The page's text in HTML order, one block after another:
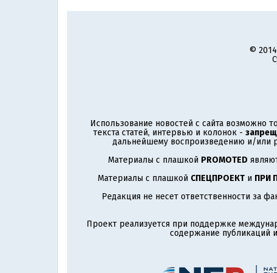
©
Использование новостей с сайта возможно
текста статей, интервью и колонок -
дальнейшему воспроизведению и/или
Материалы с плашкой PROMOTED
Материалы с плашкой СПЕЦПРОЕКТи ПРИ
Редакция не несет ответственности за
Проект реализуется при поддержке
содержание публикаций